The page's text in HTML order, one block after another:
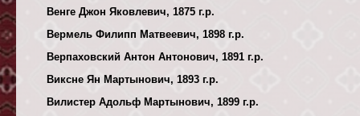
Венге Джон Яковлевич, 1875 г.р.
Вермель Филипп Матвеевич, 1898 г.р.
Верпаховский Антон Антонович, 1891 г.р.
Виксне Ян Мартынович, 1893 г.р.
Вилистер Адольф Мартынович, 1899 г.р.